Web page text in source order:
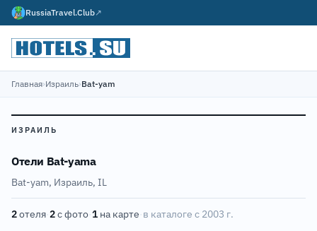
RussiaTravel.Club↗
Главная›Израиль›Bat-yam
ИЗРАИЛЬ
Отели Bat-yamа
Bat-yam, Израиль, IL
2отеля·2с фото·1 на карте·в каталоге с 2003 г.